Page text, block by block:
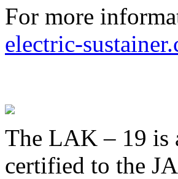
For more
electric-
The LAK – 19 is
certified to the